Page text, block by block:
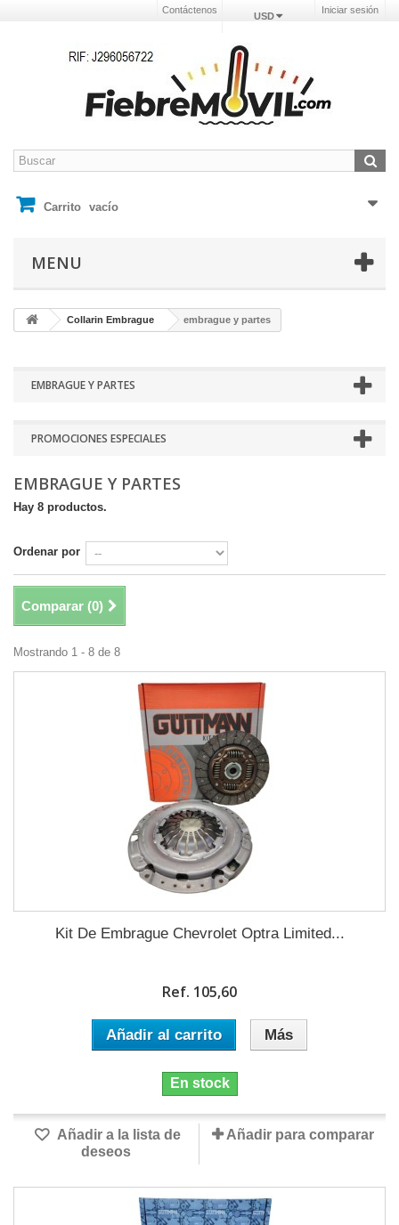
Iniciar sesión
USD
Contáctenos
Carrito vacío
MENU
Collarin Embrague embrague y partes
EMBRAGUE Y PARTES
PROMOCIONES ESPECIALES
EMBRAGUE Y PARTES
Hay 8 productos.
Ordenar por
Comparar (0)
Mostrando 1 - 8 de 8
Kit De Embrague Chevrolet Optra Limited...
Ref. 105,60
Añadir al carrito Más
En stock
Añadir a la lista de
deseos
Añadir para comparar